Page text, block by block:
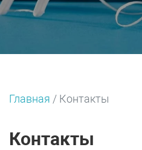
Главная / Контакты
Контакты